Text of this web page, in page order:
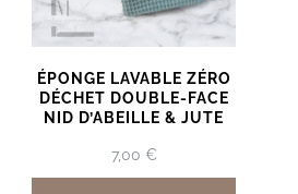
ÉPONGE LAVABLE ZÉRO
DÉCHET DOUBLE-FACE
NID D’ABEILLE & JUTE
7,00 €